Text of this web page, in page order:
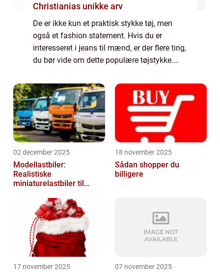
Christianias unikke arv
De er ikke kun et praktisk stykke tøj, men
også et fashion statement. Hvis du er
interesseret i jeans til mænd, er der flere ting,
du bør vide om dette populære tøjstykke.
et par bukser lavet af denim, en hol...
02 december 2025
Modellastbiler:
Realistiske
miniaturelastbiler til
18 november 2025
Sådan shopper du
billigere
17 november 2025 07 november 2025